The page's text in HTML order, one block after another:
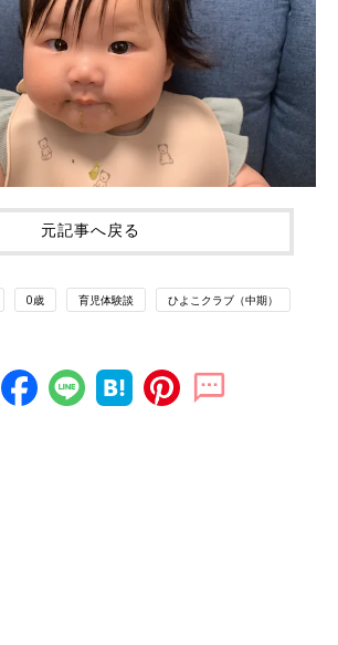
元記事へ戻る
0歳 育児体験談 ひよこクラブ（中期）